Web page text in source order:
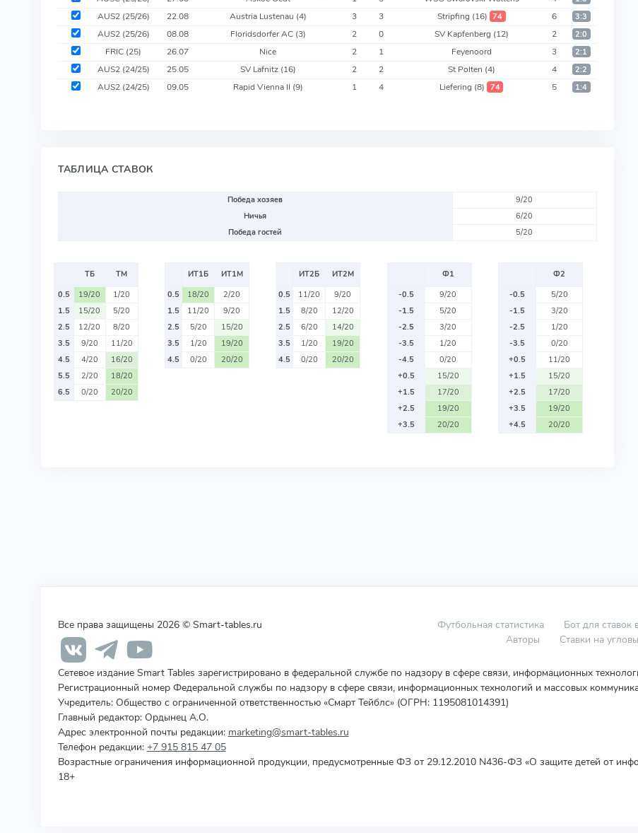
AUS2 (25/26) 22.08 Austria Lustenau (4) 3 3 Stripfing (16) 74 6 3:3
AUS2 (25/26) 08.08 Floridsdorfer AC (3) 2 0 SV Kapfenberg (12) 2 2:0
FRIC (25) 26.07 Nice 2 1 Feyenoord 3 2:1
AUS2 (24/25) 25.05 SV Lafnitz (16) 2 2 St Polten (4) 4 2:2
AUS2 (24/25) 09.05 Rapid Vienna II (9) 1 4 Liefering (8) 74 5 1:4
ТАБЛИЦА СТАВОК
Победа хозяев
9/20
Ничья
6/20
Победа гостей
5/20
ТБ
ТМ
0.5
19/20
1/20
1.5
15/20
5/20
2.5
12/20
8/20
3.5
9/20
11/20
4.5
4/20
16/20
5.5
2/20
18/20
6.5
0/20 20/20
ИТ1Б
ИТ1М
0.5
18/20
2/20
1.5
11/20
9/20
2.5
5/20
15/20
3.5
1/20
19/20
4.5
0/20 20/20
ИТ2Б
ИТ2М
0.5
11/20
9/20
1.5
8/20
12/20
2.5
6/20
14/20
3.5
1/20
19/20
4.5
0/20 20/20
Ф1
-0.5
9/20
-1.5
5/20
-2.5
3/20
-3.5
1/20
-4.5
0/20
+0.5
15/20
+1.5
17/20
+2.5
19/20
+3.5
20/20
Ф2
-0.5
5/20
-1.5
3/20
-2.5
1/20
-3.5
0/20
+0.5
11/20
+1.5
15/20
+2.5
17/20
+3.5
19/20
+4.5
20/20
Все права защищены 2026 © Smart-tables.ru Футбольная статистика Бот для ставок
Авторы
Ставки на
Сетевое издание Smart Tables зарегистрировано в федеральной службе по надзору в сфере связи, информационных
Регистрационный номер Федеральной службы по надзору в сфере связи, информационных технологий и массовых
Учредитель: Общество с ограниченной ответственностью «Смарт Тейблс» (ОГРН: 1195081014391)
Главный редактор: Ордынец А.О.
Адрес электронной почты редакции: marketing@smart-tables.ru
Телефон редакции: +7 915 815 47 05
Возрастные ограничения информационной продукции, предусмотренные ФЗ от 29.12.2010 N436-ФЗ «О защите детей от
18+